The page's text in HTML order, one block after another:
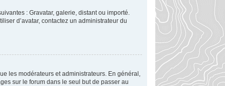
: Gravatar, galerie, distant ou importé.
d’avatar, contactez un administrateur du
les modérateurs et administrateurs. En général,
sur le forum dans le seul but de passer au